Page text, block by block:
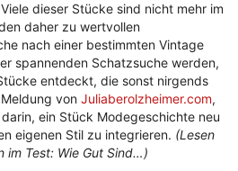
dieser Stücke sind nicht mehr im
daher zu wertvollen
nach einer bestimmten Vintage
spannenden Schatzsuche werden,
entdeckt, die sonst nirgends
von Juliaberolzheimer.com,
ein Stück Modegeschichte neu
eigenen Stil zu integrieren. (Lesen
im Test: Wie Gut Sind…)